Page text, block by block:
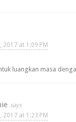
2017 at 1:09 PM
luangkan masa
2017 at 1:23 PM